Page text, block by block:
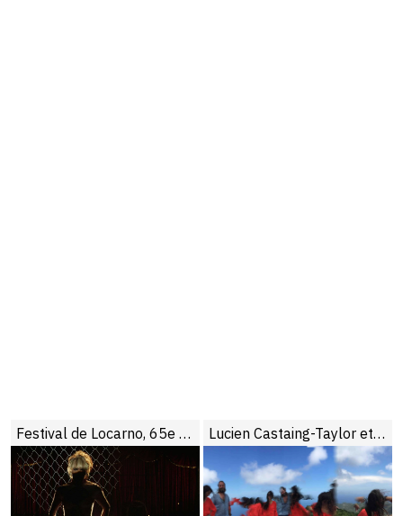
Festival de Locarno, 65e édition Lucien Castaing-Taylor et Verena Paravel : « Le cinéma doit dédomestiquer l’humain »